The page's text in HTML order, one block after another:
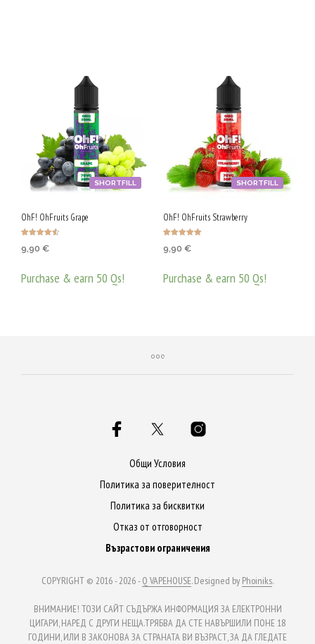
SHORTFILL
OhF! OhFruits Grape
4.58
9,90 €
Purchase & earn 50 Qs!
SHORTFILL
OhF! OhFruits Strawberry
5.00
9,90 €
Purchase & earn 50 Qs!
Общи Условия
Политика за поверителност
Политика за бисквитки
Отказ от отговорност
Възрастови ограничения
COPYRIGHT © 2016 - 2026 -Q VAPEHOUSE. Designed by Phoiniks.
ВНИМАНИЕ! ТОЗИ САЙТ СЪДЪРЖА ИНФОРМАЦИЯ ЗА ЕЛЕКТРОННИ
ЦИГАРИ, НАРЕД С ДРУГИ НЕЩА.ТРЯБВА ДА СТЕ НАВЪРШИЛИ ПОНЕ 18
ГОДИНИ, ИЛИ В ЗАКОНОВА ЗА СТРАНАТА ВИ ВЪЗРАСТ, ЗА ДА ГЛЕДАТЕ